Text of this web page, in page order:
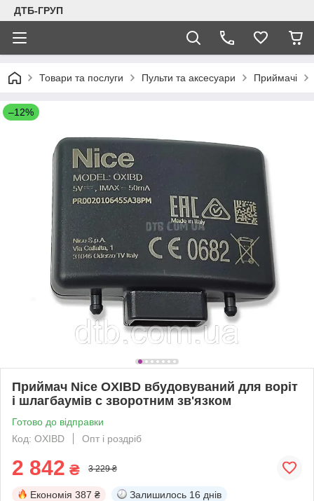
ДТБ-ГРУП
Товари та послуги Пульти та аксесуари Приймачі
–12%
Приймач Nice OXIBD вбудовуваний для воріт
і шлагбаумів c зворотним зв'язком
Готово до відправки
Код: OXIBD
Опт і роздріб
2 842 ₴ 3 229 ₴
Економія 387 ₴ Залишилось 16 днів